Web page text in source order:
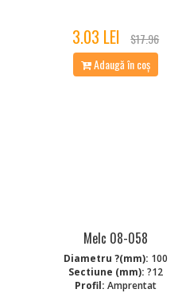
3.03 LEI
$17.96
Adaugă în coș
Melc 08-058
Diametru ?(mm): 100
Sectiune (mm): ?12
Profil: Amprentat